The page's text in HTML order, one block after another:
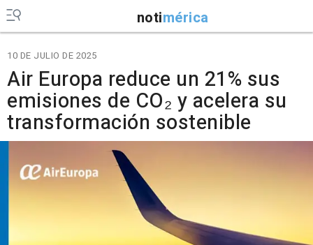
notimérica
10 DE JULIO DE 2025
Air Europa reduce un 21% sus
emisiones de CO₂ y acelera su
transformación sostenible